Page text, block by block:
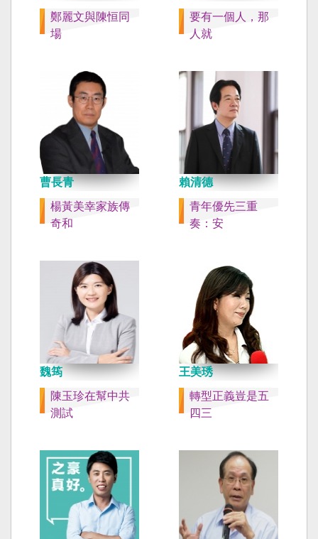
鄭麗文與陳恒同
場
要有一個人，那
人就
曹長青
楊黃美幸家族傳
奇和
賴清德
青年優先三重
奏：安
魏筠
陳玉珍在幫中共
測試
王美琇
轉型正義豈是五
四三